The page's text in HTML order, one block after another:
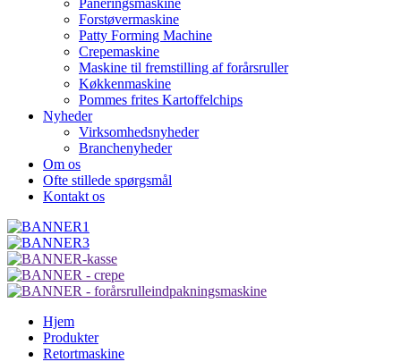
Paneringsmaskine
Forstøvermaskine
Patty Forming Machine
Crepemaskine
Maskine til fremstilling af forårsruller
Køkkenmaskine
Pommes frites Kartoffelchips
Nyheder
Virksomhedsnyheder
Branchenyheder
Om os
Ofte stillede spørgsmål
Kontakt os
Hjem
Produkter
Retortmaskine